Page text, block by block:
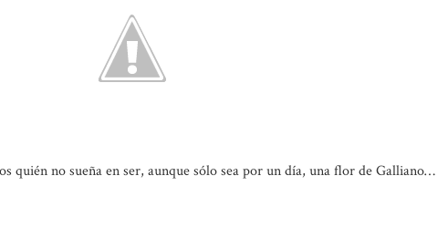
quién no sueña en ser, aunque sólo sea por un día, una flor de Galliano…